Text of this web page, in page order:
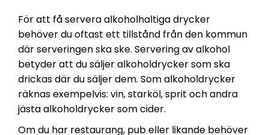
För att få servera alkoholhaltiga drycker
behöver du oftast ett tillstånd från den kommun
där serveringen ska ske. Servering av alkohol
betyder att du säljer alkoholdrycker som ska
drickas där du säljer dem. Som alkoholdrycker
räknas exempelvis: vin, starköl, sprit och andra
jästa alkoholdrycker som cider.
Om du har restaurang, pub eller likande behöver